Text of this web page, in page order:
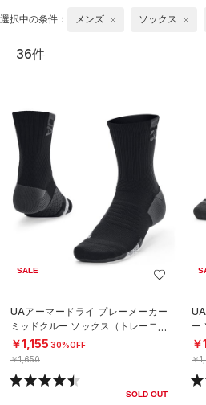
選択中の条件： メンズ ソックス
36件
SALE
UAアーマードライ プレーメーカー
ミッドクルー ソックス（トレーニン
グ/UNISEX）
￥1,155 30%OFF
￥1,650
SOLD OUT
ー
ニ
￥